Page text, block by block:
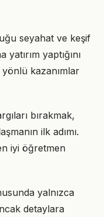
seyahat ve keşif
yaptığını
kazanımlar
bırakmak,
ilk adımı.
iyi öğretmen
yalnızca
detaylara